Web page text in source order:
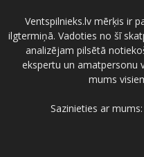
Ventspilnieks.lv mērķis ir
ilgtermiņā. Vadoties no šī
analizējam pilsētā
ekspertu un amatpersonu
mums
Sazinieties ar mums: